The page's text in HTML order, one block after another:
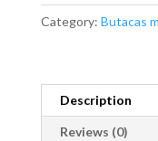
Category: Butacas
Description
Reviews (0)